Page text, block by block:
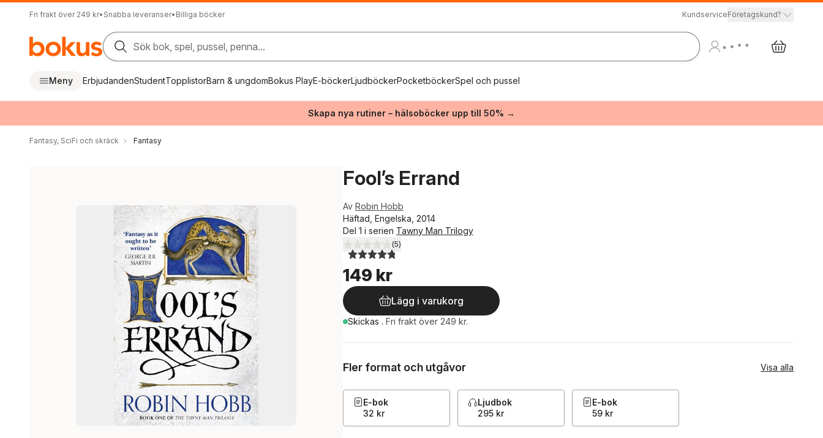
Fri frakt över 249 kr• Snabba leveranser• Billiga böcker KundserviceFöretagskund?
Sök bok, spel, pussel, penna...
Meny ErbjudandenStudentTopplistorBarn & ungdomBokus PlayE-böckerLjudböckerPocketböckerSpel och pussel
Skapa nya rutiner – hälsoböcker upp till 50% →
Fantasy, SciFi och skräck Fantasy
Fool’s Errand
Av Robin Hobb
Häftad, Engelska, 2014
Del 1 i serien Tawny Man Trilogy
4,8utav 5 stjärnor. Totalt antal röster:
(5)
149 kr
Lägg i varukorg
Skickas . Fri frakt över 249 kr.
Fler format och utgåvor Visa alla
E-bok
32 kr
Ljudbok
295 kr
E-bok
59 kr